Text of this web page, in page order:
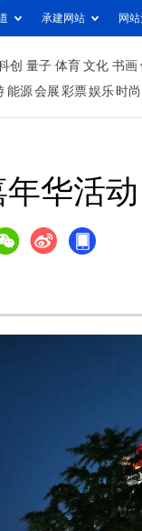
承建网站 网
创 量子 体育 文化 书画
能源 会展 彩票娱乐 时尚
华活动